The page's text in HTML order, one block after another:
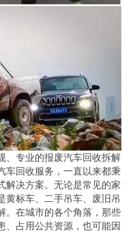
、专业的报废汽车回收拆解
车回收服务，一直以来都秉
解决方案。无论是常见的家
黄标车、二手吊车、废旧吊
。在城市的各个角落，那些
、占用公共资源，也可能因